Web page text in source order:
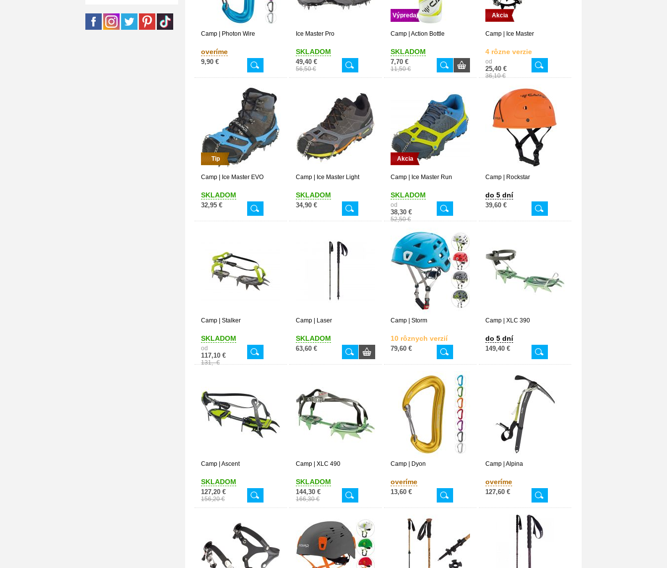
Camp | Photon Wire
overíme
9,90 €
Ice Master Pro
SKLADOM
49,40 €
56,50 €
Výpredaj
Camp | Action Bottle
SKLADOM
7,70 €
11,50 €
Akcia
Camp | Ice Master
4 rôzne verzie
od
25,40 €
36,10 €
Tip
Camp | Ice Master EVO
SKLADOM
32,95 €
Camp | Ice Master Light
SKLADOM
34,90 €
Akcia
Camp | Ice Master Run
SKLADOM
od
38,30 €
52,50 €
Camp | Rockstar
do 5 dní
39,60 €
Camp | Stalker
SKLADOM
od
117,10 €
131,- €
Camp | Laser
SKLADOM
63,60 €
Camp | Storm
10 rôznych verzií
79,60 €
Camp | XLC 390
do 5 dní
149,40 €
Camp | Ascent
SKLADOM
127,20 €
156,20 €
Camp | XLC 490
SKLADOM
144,30 €
166,30 €
Camp | Dyon
overíme
13,60 €
Camp | Alpina
overíme
127,60 €